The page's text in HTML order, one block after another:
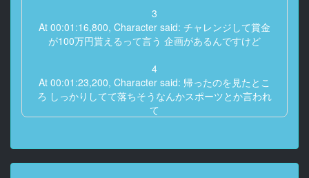
3
At 00:01:16,800, Character said: チャレンジして賞金
が100万円貰えるって言う 企画があるんですけど
4
At 00:01:23,200, Character said: 帰ったのを見たとこ
ろ しっかりしてて落ちそうなんかスポーツとか言われ
て
At 00:01:29,600, Character said: やっぱり返してすご
い力あります